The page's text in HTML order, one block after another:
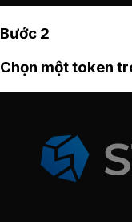
Bước 2
Chọn một token